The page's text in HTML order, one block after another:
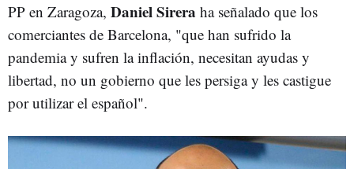
PP en Zaragoza, Daniel Sirera ha señalado que los
comerciantes de Barcelona, "que han sufrido la
pandemia y sufren la inflación, necesitan ayudas y
libertad, no un gobierno que les persiga y les castigue
por utilizar el español".